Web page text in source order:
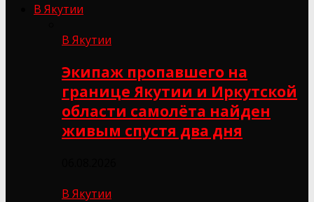
В Якутии
В Якутии
Экипаж пропавшего на
границе Якутии и Иркутской
области самолёта найден
живым спустя два дня
В Якутии